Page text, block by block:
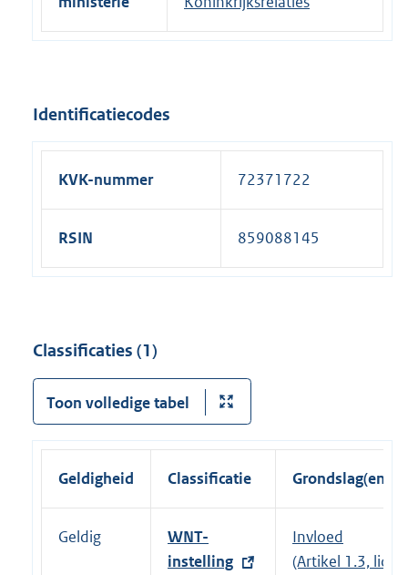
Identificatiecodes
KVK-nummer 72371722
RSIN 859088145
Classificaties (1)
Toon volledige tabel
Geldigheid Classificatie Grondslag(en)
Geldig
E
x
WNT-
instelling
Invloed
(Artikel 1.3, lid